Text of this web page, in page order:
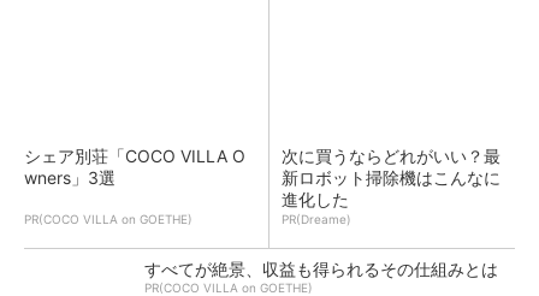
シェア別荘「COCO VILLA O
wners」3選
PR(COCO VILLA on GOETHE)
次に買うならどれがいい？最
新ロボット掃除機はこんなに
進化した
PR(Dreame)
すべてが絶景、収益も得られるその仕組みとは
PR(COCO VILLA on GOETHE)